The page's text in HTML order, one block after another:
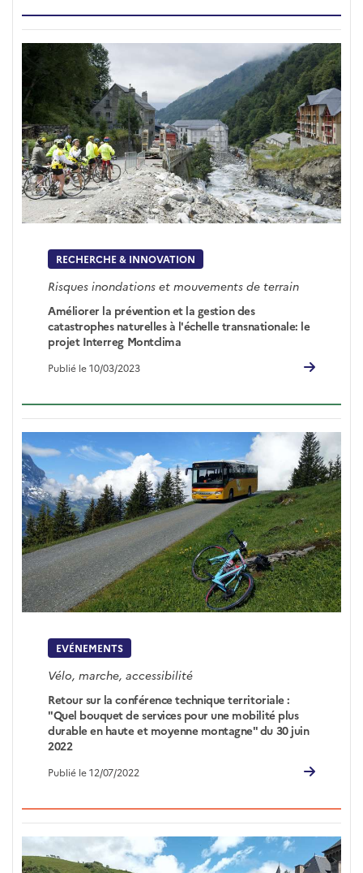
RECHERCHE & INNOVATION
Risques inondations et mouvements de terrain
Améliorer la prévention et la gestion des
catastrophes naturelles à l'échelle transnationale: le
projet Interreg Montclima
Publié le 10/03/2023
EVÉNEMENTS
Vélo, marche, accessibilité
Retour sur la conférence technique territoriale :
"Quel bouquet de services pour une mobilité plus
durable en haute et moyenne montagne" du 30 juin
2022
Publié le 12/07/2022